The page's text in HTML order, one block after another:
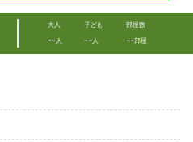
大人
--人
子ども
--人
部屋数
--部屋